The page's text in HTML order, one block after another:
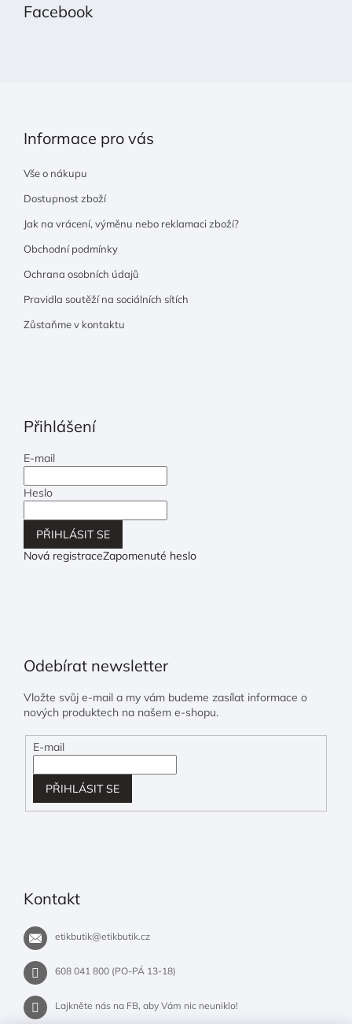
Facebook
Informace pro vás
Vše o nákupu
Dostupnost zboží
Jak na vrácení, výměnu nebo reklamaci zboží?
Obchodní podmínky
Ochrana osobních údajů
Pravidla soutěží na sociálních sítích
Zůstaňme v kontaktu
Přihlášení
E-mail
Heslo
PŘIHLÁSIT SE
Nová registraceZapomenuté heslo
Odebírat newsletter
Vložte svůj e-mail a my vám budeme zasílat informace o
nových produktech na našem e-shopu.
E-mail
PŘIHLÁSIT SE
Kontakt
etikbutik@etikbutik.cz
608 041 800 (PO-PÁ 13-18)
Lajkněte nás na FB, aby Vám nic neuniklo!